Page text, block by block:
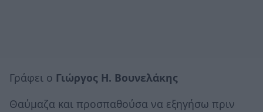
Γράφει ο Γιώργος Η. Βουνελάκης
Θαύμαζα και προσπαθούσα να εξηγήσω πριν